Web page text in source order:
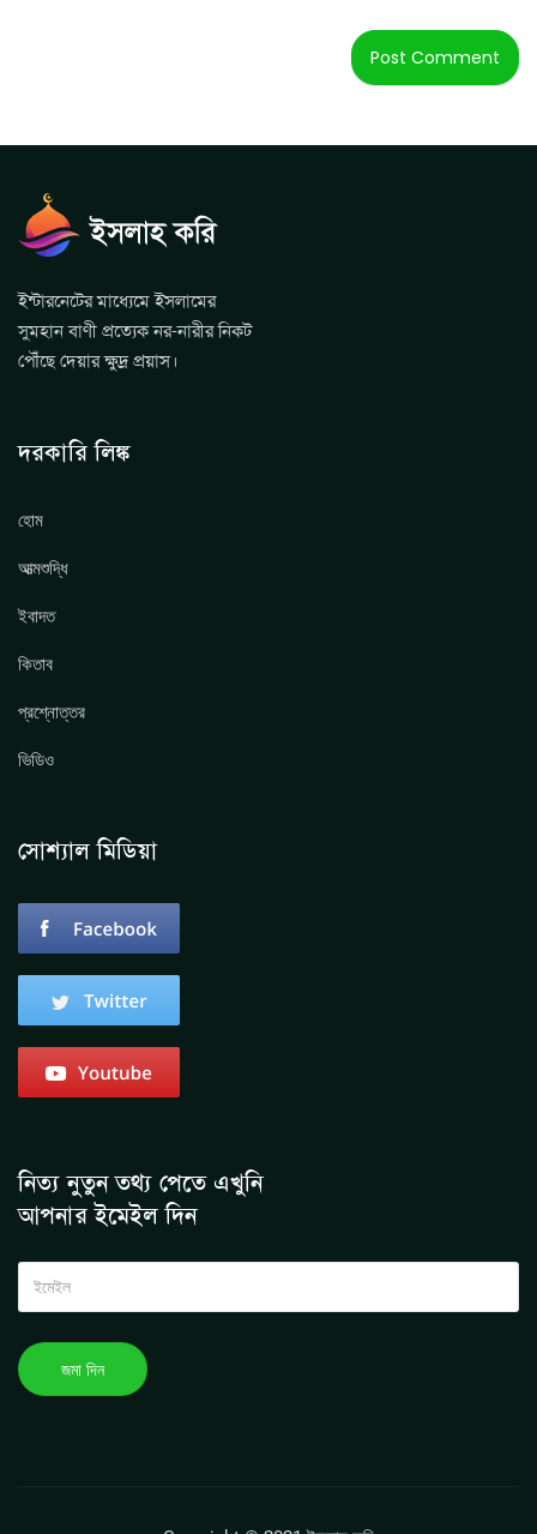
ইন্টারনেটের মাধ্যেমে ইসলামের
সুমহান বাণী প্রত্যেক নর-নারীর নিকট
পৌঁছে দেয়ার ক্ষুদ্র প্রয়াস।
দরকারি লিঙ্ক
হোম
আত্মশুদ্ধি
ইবাদত
কিতাব
প্রশ্নোত্তর
ভিডিও
সোশ্যাল মিডিয়া
নিত্য নুতুন তথ্য পেতে এখুনি
আপনার ইমেইল দিন